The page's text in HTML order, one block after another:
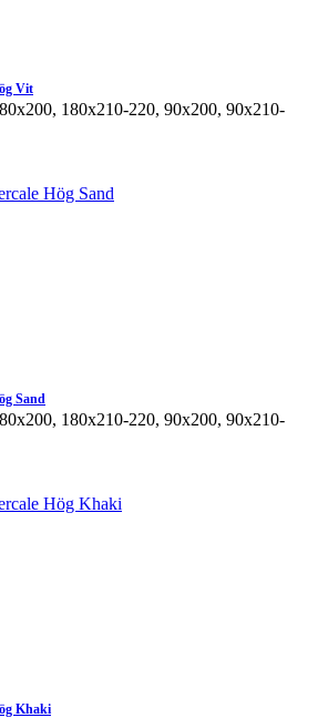
Vit
180x210-220, 90x200, 90x210-
Sand
180x210-220, 90x200, 90x210-
Khaki